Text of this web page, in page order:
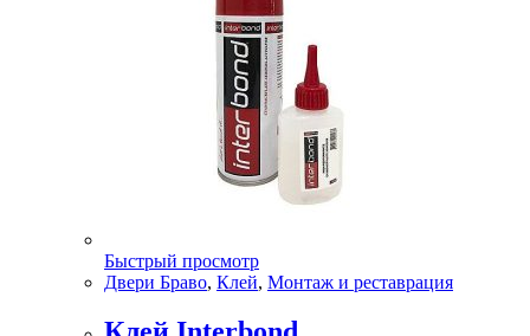
Быстрый просмотр
Двери Браво, Клей, Монтаж и реставрация